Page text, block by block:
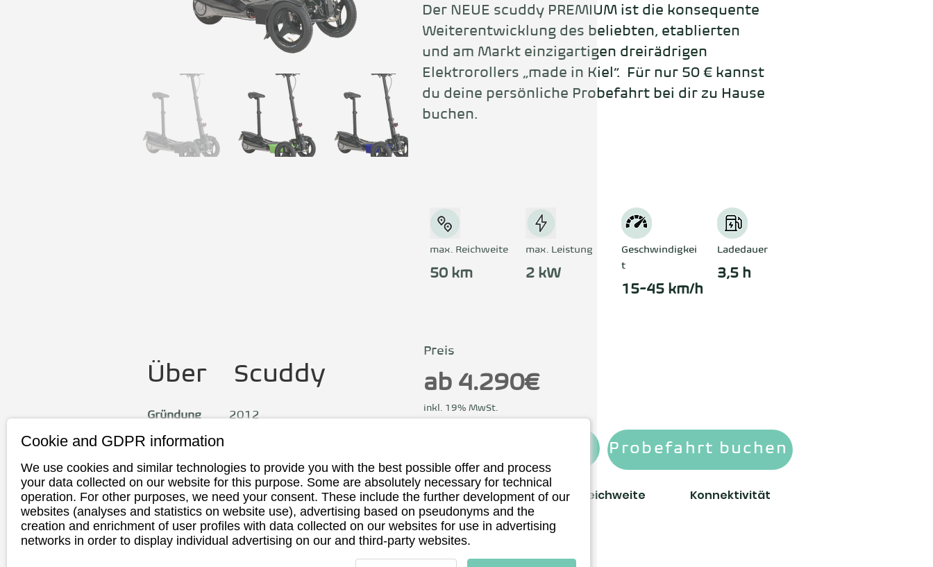
Der NEUE scuddy PREMIUM ist die konsequente
Weiterentwicklung des beliebten, etablierten
und am Markt einzigartigen dreirädrigen
Elektrorollers „made in Kiel“.  Für nur 50 € kannst
du deine persönliche Probefahrt bei dir zu Hause
buchen.
max. Reichweite
50 km
max. Leistung
2 kW
Geschwindigkei
t
15-45 km/h
Ladedauer
3,5 h
Über Scuddy
Gründung
Hauptsitz
Produktion
2012
Deutschland
Die Scuddy Story ist einmalig – Die Idee war
ein elektrisch betriebenes Fahrzeug zu
bauen, welches nachhaltig ist, im Sitzen und
im Stehen hohen Fahrkomfort bietet, Spaß
Preis
ab 4.290€
inkl. 19% MwSt.
Probefahrt buchen
Fahren Laden & Reichweite
Konnektivität
Technische Daten
Cookie and GDPR information
We use cookies and similar technologies to provide you with the best possible offer and process
your data collected on our website for this purpose. Some are absolutely necessary for technical
operation. For other purposes, we need your consent. These include the further development of our
websites (analyses and statistics on website use), advertising based on pseudonyms and the
creation and enrichment of user profiles with data collected on our websites for use in advertising
networks in order to display individual advertising on our and third-party websites.